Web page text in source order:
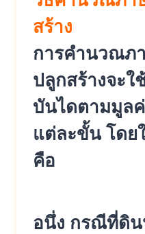
สร้าง
การคำนวณภ
ปลูกสร้างจะ
บันไดตามมูล
แต่ละขั้น โดย
คือ
อนึ่ง กรณีที่ดิ